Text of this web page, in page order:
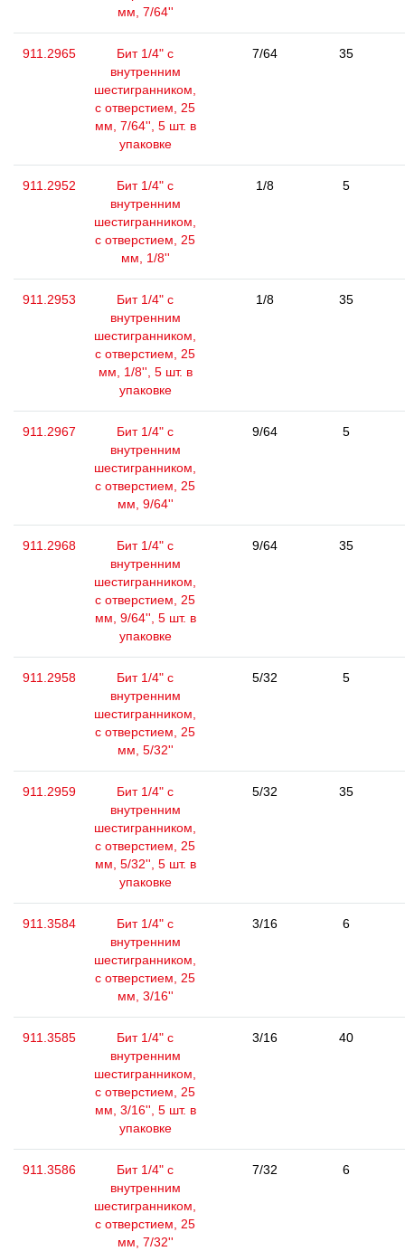
мм, 7/64''
911.2965
Бит 1/4" с
внутренним
шестигранником,
с отверстием, 25
мм, 7/64'', 5 шт. в
упаковке
7/64 35
911.2952
Бит 1/4" с
внутренним
шестигранником,
с отверстием, 25
мм, 1/8''
1/8 5
911.2953
Бит 1/4" с
внутренним
шестигранником,
с отверстием, 25
мм, 1/8'', 5 шт. в
упаковке
1/8 35
911.2967
Бит 1/4" с
внутренним
шестигранником,
с отверстием, 25
мм, 9/64''
9/64 5
911.2968
Бит 1/4" с
внутренним
шестигранником,
с отверстием, 25
мм, 9/64'', 5 шт. в
упаковке
9/64 35
911.2958
Бит 1/4" с
внутренним
шестигранником,
с отверстием, 25
мм, 5/32''
5/32 5
911.2959
Бит 1/4" с
внутренним
шестигранником,
с отверстием, 25
мм, 5/32'', 5 шт. в
упаковке
5/32 35
911.3584
Бит 1/4" с
внутренним
шестигранником,
с отверстием, 25
мм, 3/16''
3/16 6
911.3585
Бит 1/4" с
внутренним
шестигранником,
с отверстием, 25
мм, 3/16'', 5 шт. в
упаковке
3/16 40
911.3586
Бит 1/4" с
внутренним
шестигранником,
с отверстием, 25
мм, 7/32''
7/32 6